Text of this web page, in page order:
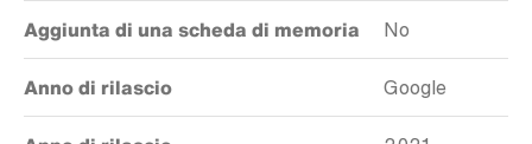
Aggiunta di una scheda di memoria No
Anno di rilascio Google